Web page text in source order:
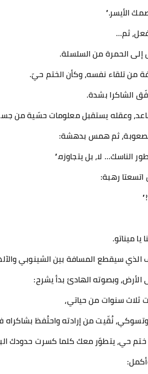
الأيسر.”
ثم…
الحمرة من السلسلة.
من تلقاء نفسه، وكأن الختم حيّ.
الشاكرا بشدة.
وعقله يستقبل معلومات حسّية من
ثم همس بدهشة:
الناسك… لا، بل يتجاوزه.”
رهبة:
ميناتو.
سيقطع المسافة بين الشينوبي
وبصوته الهادئ بدأ يشرح:
ثلاث سنوات من حياتي،
نُقّيت من إرادته واحتُفظ
ختم حي، يتطوّر معك كلما كسرت حدودك